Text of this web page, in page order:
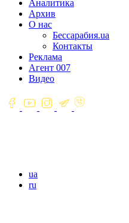
Аналитика
Архив
О нас
Бессарабия.ua
Контакты
Реклама
Агент 007
Видео
ua
ru